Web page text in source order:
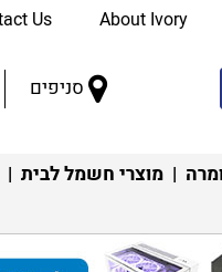
About Ivory
סניפים
| מוצרי חשמל לבית |